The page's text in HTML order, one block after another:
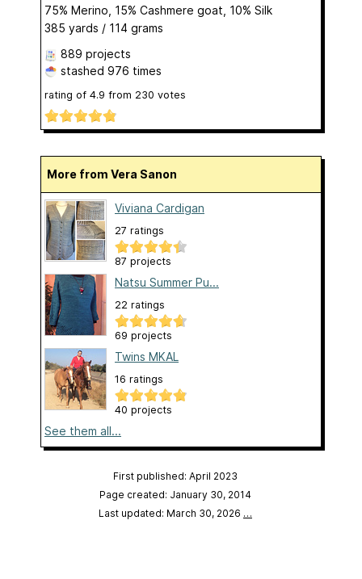
75% Merino, 15% Cashmere goat, 10% Silk
385 yards / 114 grams
889 projects
stashed 976 times
rating of 4.9 from 230 votes
More from Vera Sanon
Viviana Cardigan
27 ratings
87 projects
Natsu Summer Pu...
22 ratings
69 projects
Twins MKAL
16 ratings
40 projects
See them all...
First published: April 2023
Page created: January 30, 2014
Last updated: March 30, 2026 …